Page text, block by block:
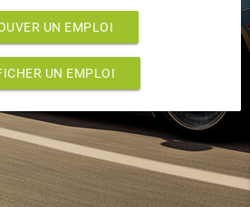
UN EMPLOI
UN EMPLOI